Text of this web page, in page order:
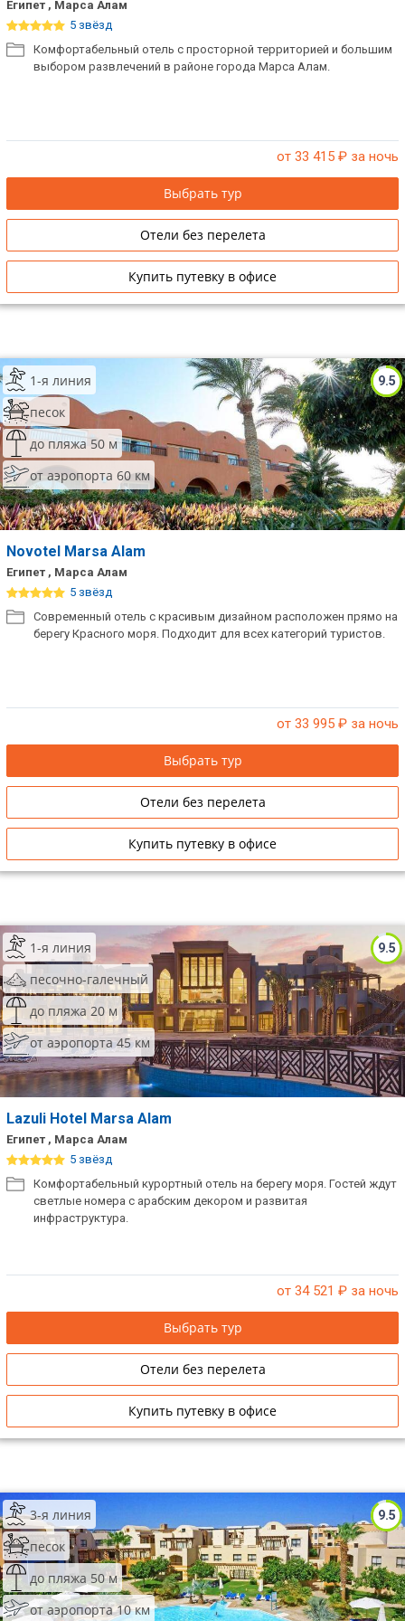
Египет , Марса Алам
5 звёзд
Комфортабельный отель с просторной территорией и большим
выбором развлечений в районе города Марса Алам.
от 33 415 ₽ за ночь
Выбрать тур
Отели без перелета
Купить путевку в офисе
9.5
1-я линия
песок
до пляжа 50 м
от аэропорта 60 км
Novotel Marsa Alam
Египет , Марса Алам
5 звёзд
Современный отель с красивым дизайном расположен прямо на
берегу Красного моря. Подходит для всех категорий туристов.
от 33 995 ₽ за ночь
Выбрать тур
Отели без перелета
Купить путевку в офисе
9.5
1-я линия
песочно-галечный
до пляжа 20 м
от аэропорта 45 км
Lazuli Hotel Marsa Alam
Египет , Марса Алам
5 звёзд
Комфортабельный курортный отель на берегу моря. Гостей ждут
светлые номера с арабским декором и развитая
инфраструктура.
от 34 521 ₽ за ночь
Выбрать тур
Отели без перелета
Купить путевку в офисе
9.5
3-я линия
песок
до пляжа 50 м
от аэропорта 10 км